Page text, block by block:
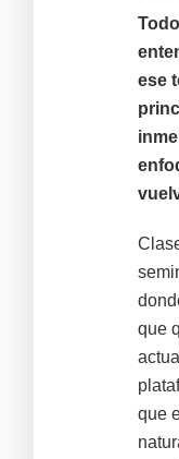
ese
que
que